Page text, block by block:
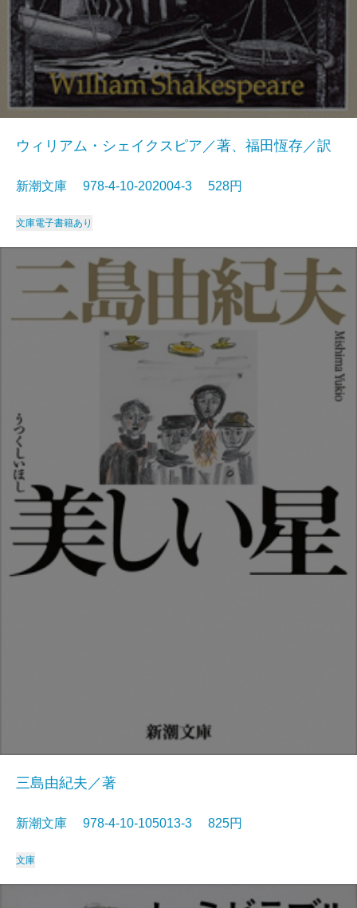
ウィリアム・シェイクスピア／著、福田恆存／訳
新潮文庫 978-4-10-202004-3 528円
文庫電子書籍あり
三島由紀夫／著
新潮文庫 978-4-10-105013-3 825円
文庫